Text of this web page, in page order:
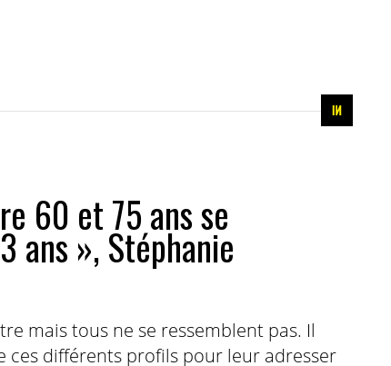
60 et 75 ans se
ans », Stéphanie
mais tous ne se ressemblent pas. Il
différents profils pour leur adresser